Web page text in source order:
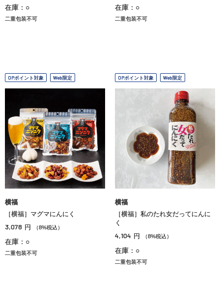
在庫：○
二重包装不可
在庫：○
二重包装不可
OPポイント対象 Web限定
横福
［横福］マグマにんにく
3,078 円 （8%税込）
在庫：○
二重包装不可
OPポイント対象 Web限定
横福
［横福］私のたれ女だってにんに
く
4,104 円 （8%税込）
在庫：○
二重包装不可